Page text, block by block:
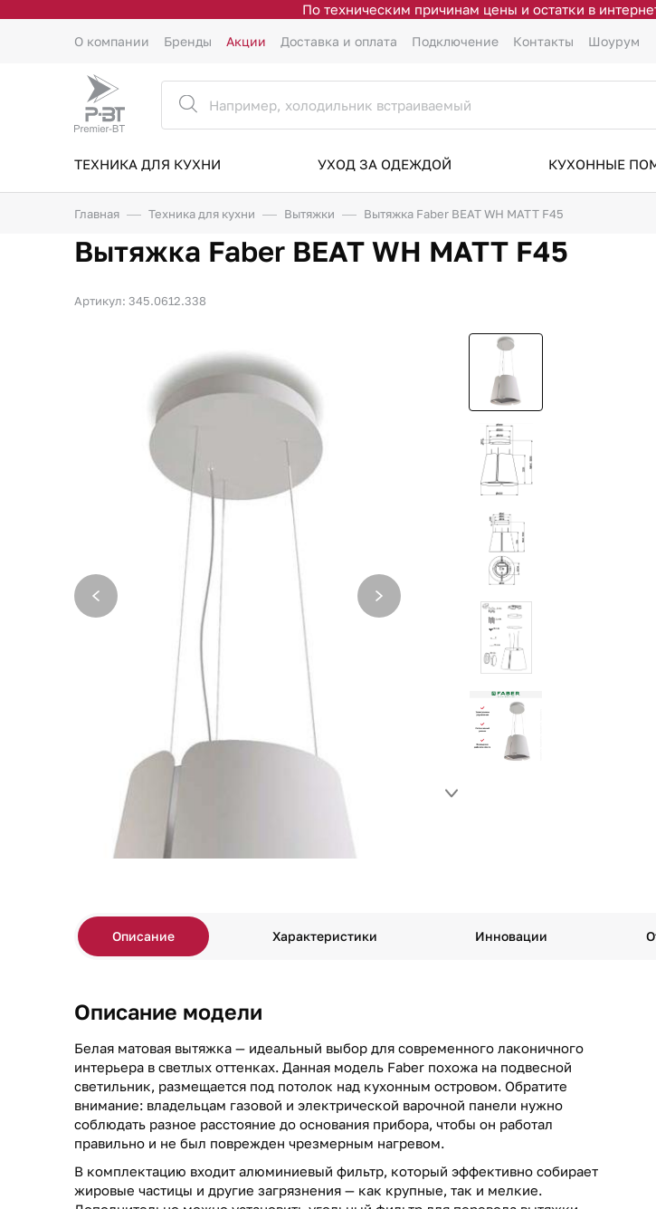
По техническим причинам цены и остатки в
О компании Бренды Акции Доставка и оплата Подключение Контакты Шоурум
ТЕХНИКА ДЛЯ КУХНИ УХОД ЗА ОДЕЖДОЙ КУХОННЫЕ
Главная Техника для кухни Вытяжки Вытяжка Faber BEAT WH MATT F45
Вытяжка Faber BEAT WH MATT F45
Артикул: 345.0612.338
Описание Характеристики Инновации
Описание модели
Белая матовая вытяжка — идеальный выбор для современного лаконичного
интерьера в светлых оттенках. Данная модель Faber похожа на подвесной
светильник, размещается под потолок над кухонным островом. Обратите
внимание: владельцам газовой и электрической варочной панели нужно
соблюдать разное расстояние до основания прибора, чтобы он работал
правильно и не был поврежден чрезмерным нагревом.
В комплектацию входит алюминиевый фильтр, который эффективно собирает
жировые частицы и другие загрязнения — как крупные, так и мелкие.